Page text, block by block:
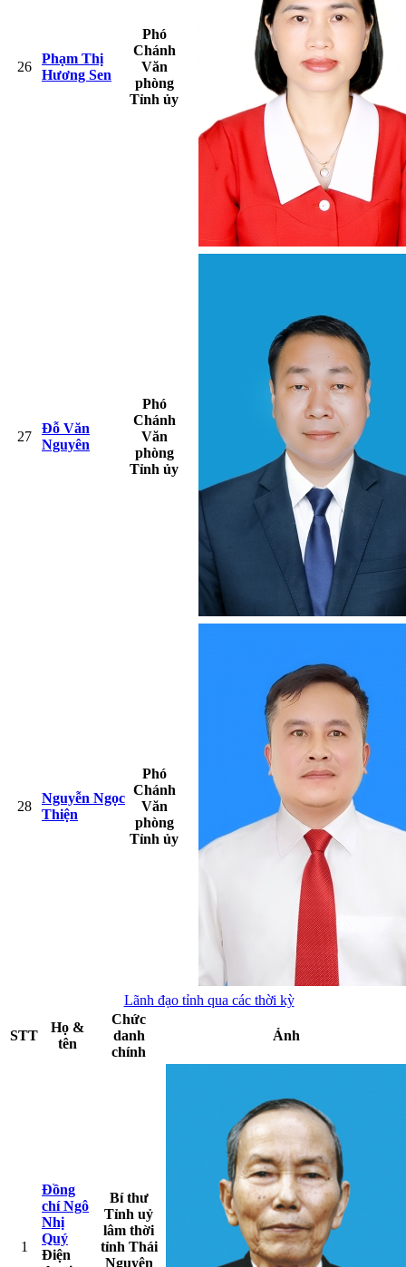
26
Phạm Thị
Hương Sen
Phó
Chánh
Văn
phòng
Tỉnh ủy
27
Đỗ Văn
Nguyên
Phó
Chánh
Văn
phòng
Tỉnh ủy
28
Nguyễn Ngọc
Thiện
Phó
Chánh
Văn
phòng
Tỉnh ủy
Lãnh đạo tỉnh qua các thời kỳ
STT
Họ &
tên
Chức
danh
chính
Ảnh
1
Đồng
chí Ngô
Nhị
Quý
Điện
Bí thư
Tỉnh uỷ
lâm thời
tỉnh Thái
Nguyên